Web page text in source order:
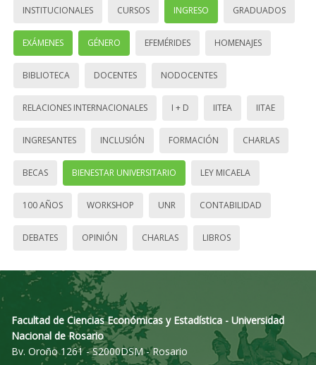
INSTITUCIONALES CURSOS INGRESO GRADUADOS
EXÁMENES GÉNERO EFEMÉRIDES HOMENAJES
BIBLIOTECA DOCENTES NODOCENTES
RELACIONES INTERNACIONALES I + D IITEA IITAE
INGRESANTES INCLUSIÓN FORMACIÓN CHARLAS
BECAS BIENESTAR UNIVERSITARIO LEY MICAELA
100 AÑOS WORKSHOP UNR CONTABILIDAD
DEBATES OPINIÓN CHARLAS LIBROS
Facultad de Ciencias Económicas y Estadística - Universidad
Nacional de Rosario
Bv. Oroño 1261 - S2000DSM - Rosario